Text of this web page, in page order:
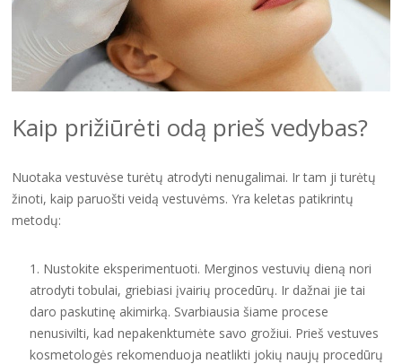
Kaip prižiūrėti odą prieš vedybas?
Nuotaka vestuvėse turėtų atrodyti nenugalimai. Ir tam ji turėtų
žinoti, kaip paruošti veidą vestuvėms. Yra keletas patikrintų
metodų:
Nustokite eksperimentuoti. Merginos vestuvių dieną nori
atrodyti tobulai, griebiasi įvairių procedūrų. Ir dažnai jie tai
daro paskutinę akimirką. Svarbiausia šiame procese
nenusivilti, kad nepakenktumėte savo grožiui. Prieš vestuves
kosmetologės rekomenduoja neatlikti jokių naujų procedūrų